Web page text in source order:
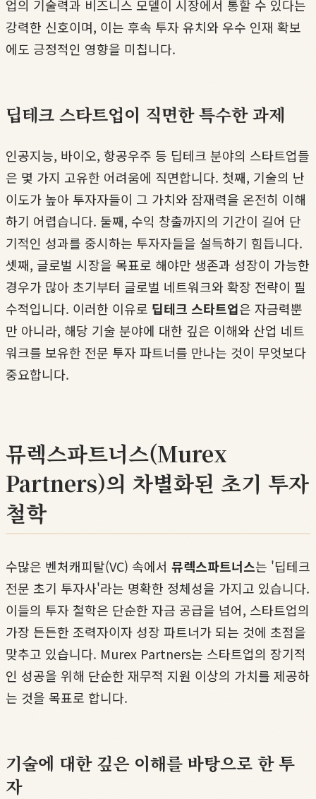
업의 기술력과 비즈니스 모델이 시장에서 통할 수 있다는
강력한 신호이며, 이는 후속 투자 유치와 우수 인재 확보
에도 긍정적인 영향을 미칩니다.
딥테크 스타트업이 직면한 특수한 과제
인공지능, 바이오, 항공우주 등 딥테크 분야의 스타트업들
은 몇 가지 고유한 어려움에 직면합니다. 첫째, 기술의 난
이도가 높아 투자자들이 그 가치와 잠재력을 온전히 이해
하기 어렵습니다. 둘째, 수익 창출까지의 기간이 길어 단
기적인 성과를 중시하는 투자자들을 설득하기 힘듭니다.
셋째, 글로벌 시장을 목표로 해야만 생존과 성장이 가능한
경우가 많아 초기부터 글로벌 네트워크와 확장 전략이 필
수적입니다. 이러한 이유로 딥테크 스타트업은 자금력뿐
만 아니라, 해당 기술 분야에 대한 깊은 이해와 산업 네트
워크를 보유한 전문 투자 파트너를 만나는 것이 무엇보다
중요합니다.
뮤렉스파트너스(Murex
Partners)의 차별화된 초기 투자
철학
수많은 벤처캐피탈(VC) 속에서 뮤렉스파트너스는 '딥테크
전문 초기 투자사'라는 명확한 정체성을 가지고 있습니다.
이들의 투자 철학은 단순한 자금 공급을 넘어, 스타트업의
가장 든든한 조력자이자 성장 파트너가 되는 것에 초점을
맞추고 있습니다. Murex Partners는 스타트업의 장기적
인 성공을 위해 단순한 재무적 지원 이상의 가치를 제공하
는 것을 목표로 합니다.
기술에 대한 깊은 이해를 바탕으로 한 투
자